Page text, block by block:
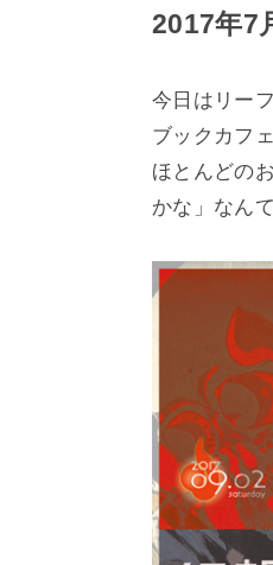
2017年7
今日はリー
ブックカフ
ほとんどの
かな」なん